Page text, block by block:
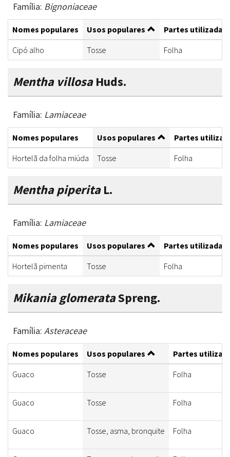
Família: Bignoniaceae
Nomes populares Usos populares
Partes utilizadas
Cipó alho
Tosse Folha
Mentha villosaHuds.
Família: Lamiaceae
Nomes populares Usos populares
Partes
Hortelã da folha miúda
Tosse Folha
Mentha piperitaL.
Família: Lamiaceae
Nomes populares Usos populares
Partes utilizadas
Hortelã pimenta
Tosse Folha
Mikania glomerataSpreng.
Família: Asteraceae
Nomes populares Usos populares
Partes
Guaco
Tosse Folha
Guaco Tosse Folha
Guaco Tosse, asma, bronquite Folha